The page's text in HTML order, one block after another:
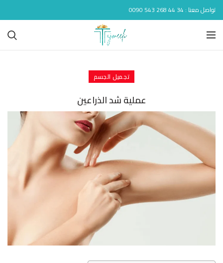
تواصل معنا : 34 44 268 543 0090
تجميل الجسم
عملية شد الذراعين